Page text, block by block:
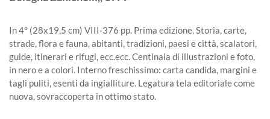
In 4° (28x19,5 cm) VIII-376 pp. Prima edizione. Storia, carte,
strade, flora e fauna, abitanti, tradizioni, paesi e città, scalatori,
guide, itinerari e rifugi, ecc.ecc. Centinaia di illustrazioni e foto,
in nero e a colori. Interno freschissimo: carta candida, margini e
tagli puliti, esenti da ingialliture. Legatura tela editoriale come
nuova, sovraccoperta in ottimo stato.